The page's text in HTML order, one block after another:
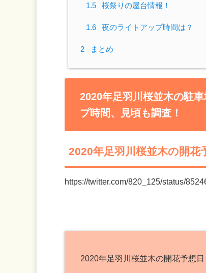
1.5 桜祭りの屋台情報！
1.6 夜のライトアップ時間は？
2 まとめ
2020年足羽川桜並木の駐
プ時間、見頃も調査！
2020年足羽川桜並木の開花
https://twitter.com/820_125/status/
2020年足羽川桜並木の開花予想日